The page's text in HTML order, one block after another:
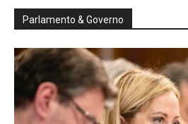
Parlamento & Governo